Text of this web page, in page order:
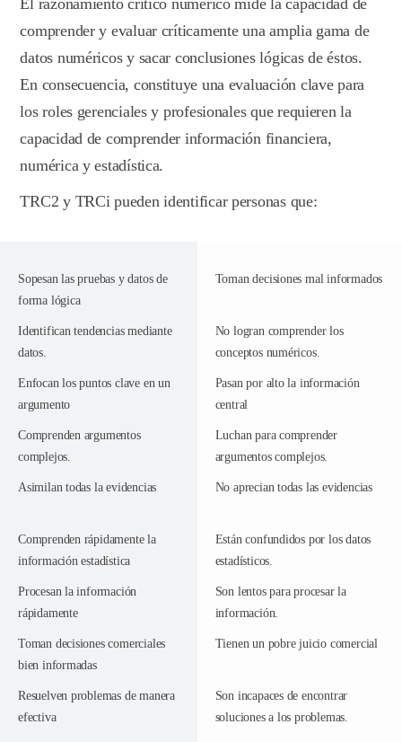
comprender y evaluar críticamente una amplia gama de
datos numéricos y sacar conclusiones lógicas de éstos.
En consecuencia, constituye una evaluación clave para
los roles gerenciales y profesionales que requieren la
capacidad de comprender información financiera,
numérica y estadística.
TRC2 y TRCi pueden identificar personas que:
Sopesan las pruebas y datos de
forma lógica
Identifican tendencias mediante
datos.
Enfocan los puntos clave en un
argumento
Comprenden argumentos
complejos.
Asimilan todas la evidencias
Comprenden rápidamente la
información estadística
Procesan la información
rápidamente
Toman decisiones comerciales
bien informadas
Resuelven problemas de manera
efectiva
Toman decisiones mal informados
No logran comprender los
conceptos numéricos.
Pasan por alto la información
central
Luchan para comprender
argumentos complejos.
No aprecian todas las evidencias
Están confundidos por los datos
estadísticos.
Son lentos para procesar la
información.
Tienen un pobre juicio comercial
Son incapaces de encontrar
soluciones a los problemas.